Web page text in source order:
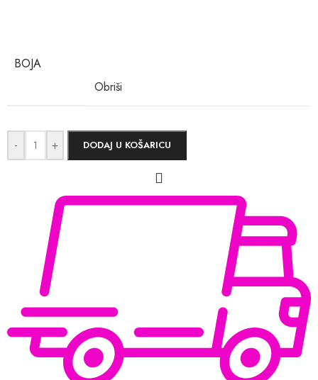
BOJA
Obriši
- + DODAJ U KOŠARICU